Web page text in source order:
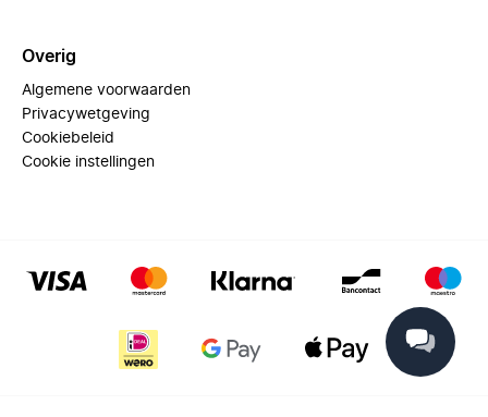
Overig
Algemene voorwaarden
Privacywetgeving
Cookiebeleid
Cookie instellingen